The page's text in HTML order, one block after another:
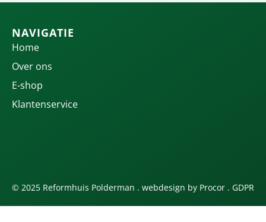
NAVIGATIE
Home
Over ons
E-shop
Klantenservice
© 2025 Reformhuis Polderman . webdesign by Procor . GDPR